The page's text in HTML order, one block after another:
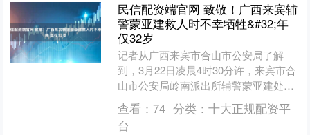
民信配资端官网 致敬！广西来宾辅
警蒙亚建救人时不幸牺牲&#32;年
仅32岁
记者从广西来宾市合山市公安局了解
到，3月22日凌晨4时30分许，来宾市合
山市公安局岭南派出所辅警蒙亚建处置
一起轻生群众救援警情时，在千钧一发
之际奋不顾身地翻越河....
查看： 74 分类： 十大正规配资平
台